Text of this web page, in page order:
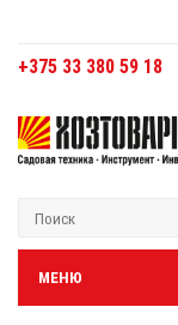
+375 33 380 59 18
МЕНЮ